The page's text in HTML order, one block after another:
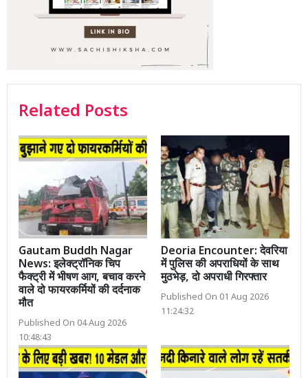
Related Posts
Gautam Buddh Nagar
News: इलेक्ट्रॉनिक चिप
फैक्ट्री में भीषण आग, बचाव करने
वाले दो फायरकर्मियों की दर्दनाक
मौत
Published On 04 Aug 2026
10:48:43
Deoria Encounter: देवरिया
में पुलिस की अपराधियों के साथ
मुठभेड़, दो अपराधी गिरफ्तार
Published On 01 Aug 2026
11:24:32